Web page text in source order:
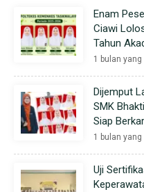
Enam
Ciawi
Tahun
1 bulan yang
Dijemput
SMK
Siap
1 bulan yang
Uji